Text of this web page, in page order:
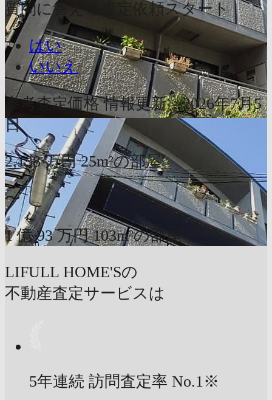
質問に答えて査定依頼スタート
はい
いいえ
参考査定価格 情報更新：2026年7月5
日
2,138 万円 25m²の部屋
〜
1 億 93 万円 103m²の部屋
LIFULL HOME'Sの
不動産査定サービスは
5年連続 訪問査定率 No.1※